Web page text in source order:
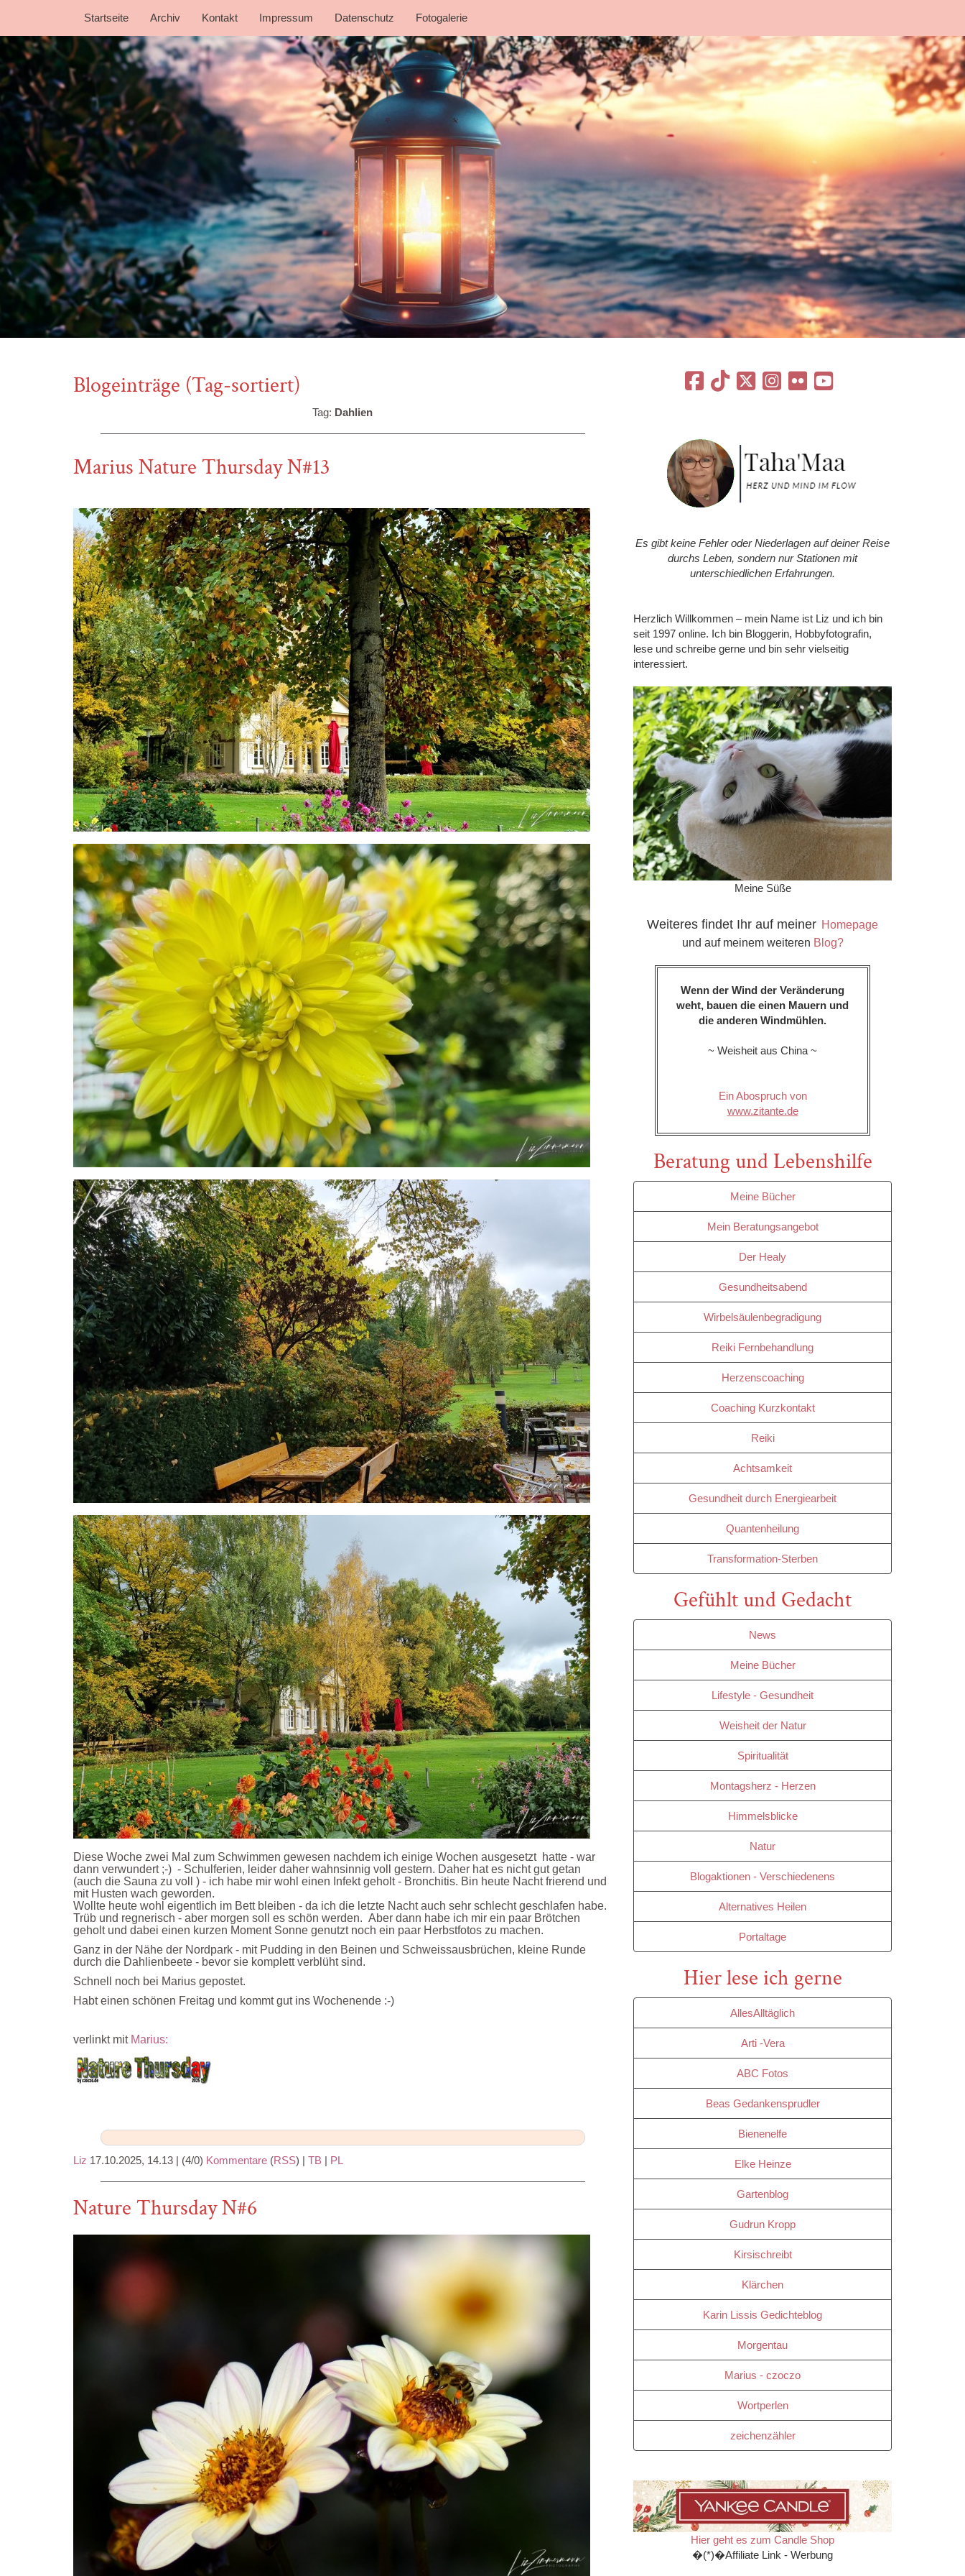
Startseite Archiv Kontakt Impressum Datenschutz Fotogalerie
Blogeinträge (Tag-sortiert)
Tag: Dahlien
Marius Nature Thursday N#13
Diese Woche zwei Mal zum Schwimmen gewesen nachdem ich einige Wochen ausgesetzt hatte - war
dann verwundert ;-) - Schulferien, leider daher wahnsinnig voll gestern. Daher hat es nicht gut getan
(auch die Sauna zu voll ) - ich habe mir wohl einen Infekt geholt - Bronchitis. Bin heute Nacht frierend und
mit Husten wach geworden.
Wollte heute wohl eigentlich im Bett bleiben - da ich die letzte Nacht auch sehr schlecht geschlafen habe.
Trüb und regnerisch - aber morgen soll es schön werden. Aber dann habe ich mir ein paar Brötchen
geholt und dabei einen kurzen Moment Sonne genutzt noch ein paar Herbstfotos zu machen.
Ganz in der Nähe der Nordpark - mit Pudding in den Beinen und Schweissausbrüchen, kleine Runde
durch die Dahlienbeete - bevor sie komplett verblüht sind.
Schnell noch bei Marius gepostet.
Habt einen schönen Freitag und kommt gut ins Wochenende :-)
verlinkt mit Marius:
Als Mail versenden
Nature Thursday N#6
Es gibt keine Fehler oder Niederlagen auf deiner Reise
durchs Leben, sondern nur Stationen mit
unterschiedlichen Erfahrungen.
Herzlich Willkommen – mein Name ist Liz und ich bin
seit 1997 online. Ich bin Bloggerin, Hobbyfotografin,
lese und schreibe gerne und bin sehr vielseitig
interessiert.
Meine Süße
Weiteres findet Ihr auf meiner Homepage
und auf meinem weiteren Blog?
Wenn der Wind der Veränderung
weht, bauen die einen Mauern und
die anderen Windmühlen.
~ Weisheit aus China ~
Ein Abospruch von
www.zitante.de
Beratung und Lebenshilfe
Meine Bücher
Mein Beratungsangebot
Der Healy
Gesundheitsabend
Wirbelsäulenbegradigung
Reiki Fernbehandlung
Herzenscoaching
Coaching Kurzkontakt
Reiki
Achtsamkeit
Gesundheit durch Energiearbeit
Quantenheilung
Transformation-Sterben
Gefühlt und Gedacht
News
Meine Bücher
Lifestyle - Gesundheit
Weisheit der Natur
Spiritualität
Montagsherz - Herzen
Himmelsblicke
Natur
Blogaktionen - Verschiedenens
Alternatives Heilen
Portaltage
Hier lese ich gerne
AllesAlltäglich
Arti -Vera
ABC Fotos
Beas Gedankensprudler
Bienenelfe
Elke Heinze
Gartenblog
Gudrun Kropp
Kirsischreibt
Klärchen
Karin Lissis Gedichteblog
Morgentau
Marius - czoczo
Wortperlen
zeichenzähler
Hier geht es zum Candle Shop
�(*)�Affiliate Link - Werbung